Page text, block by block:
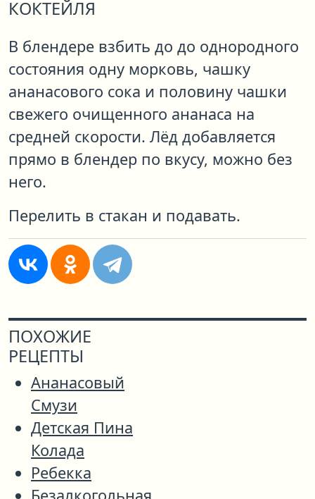
КОКТЕЙЛЯ
В блендере взбить до до однородного
состояния одну морковь, чашку
ананасового сока и половину чашки
свежего очищенного ананаса на
средней скорости. Лёд добавляется
прямо в блендер по вкусу, можно без
него.
Перелить в стакан и подавать.
ПОХОЖИЕ
РЕЦЕПТЫ
Ананасовый
Смузи
Детская Пина
Колада
Ребекка